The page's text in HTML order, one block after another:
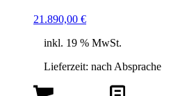
21.890,00 €
inkl. 19 % MwSt.
Lieferzeit: nach Absprache